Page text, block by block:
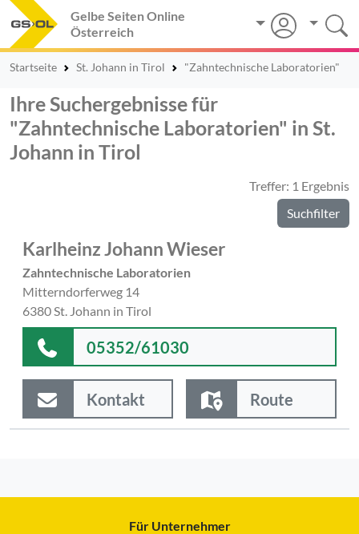
Gelbe Seiten Online
Österreich
Startseite St. Johann in Tirol "Zahntechnische Laboratorien"
Ihre Suchergebnisse für
"Zahntechnische Laboratorien" in St.
Johann in Tirol
Treffer: 1 Ergebnis
Suchfilter
Karlheinz Johann Wieser
Zahntechnische Laboratorien
Mitterndorferweg 14
6380 St. Johann in Tirol
05352/61030
Kontakt Route
Für Unternehmer